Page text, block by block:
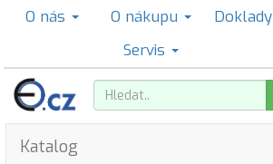
O nás O nákupu Doklady
Servis
Katalog